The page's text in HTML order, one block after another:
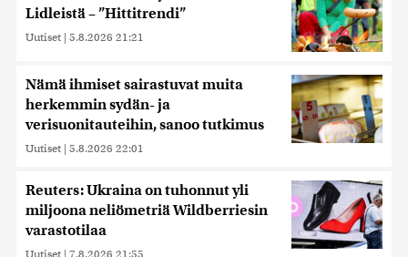
Lidleistä – ”Hittitrendi”
Uutiset | 5.8.2026 21:21
Nämä ihmiset sairastuvat muita
herkemmin sydän- ja
verisuonitauteihin, sanoo tutkimus
Uutiset | 5.8.2026 22:01
Reuters: Ukraina on tuhonnut yli
miljoona neliömetriä Wildberriesin
varastotilaa
Uutiset | 7.8.2026 21:55